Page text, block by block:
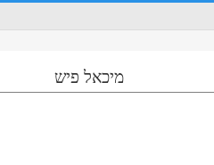
מיכאל פיש